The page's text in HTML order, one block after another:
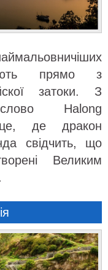
прямо з
затоки. З
Halong
де дракон
свідчить, що
Великим